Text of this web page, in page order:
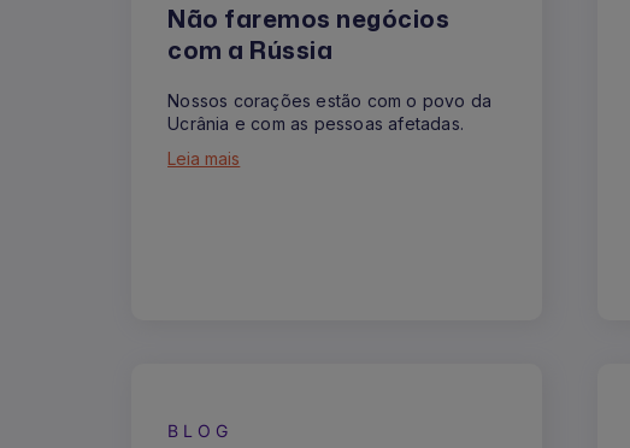
Não faremos negócios
com a Rússia
Nossos corações estão com o povo da
Ucrânia e com as pessoas afetadas.
Leia mais
BLOG